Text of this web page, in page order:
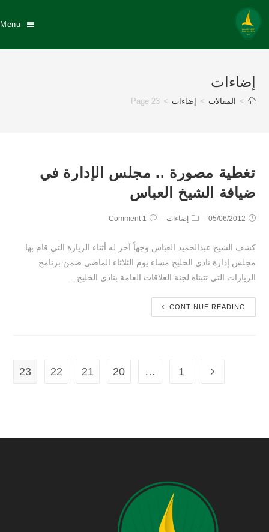
Menu
إضاءات
> المقالات > إضاءات >
Page 23
تغطية مصورة .. مجلس الإدارة في
ضيافة الشيخ العباس
05/06/2012 إضاءات 1 Comment
كشف الشيخ عبدالحميد العباس وجهاً آخر له أثناء الزيارة التي قام بها
مجلس إدارة نادي الخليج مساء يوم الثلاثاء الماضي ضمن برنامج
الزيارات التي تتبناه لجنة العلاقات العامة بنادي الخليج…
CONTINUE READING
1
…
20
21
22
23